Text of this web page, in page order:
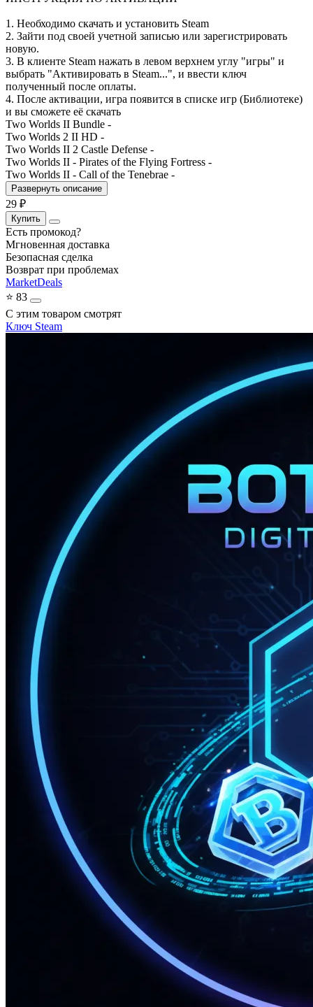
1. Необходимо скачать и установить Steam
2. Зайти под своей учетной записью или зарегистрировать
новую.
3. В клиенте Steam нажать в левом верхнем углу "игры" и
выбрать "Активировать в Steam...", и ввести ключ
полученный после оплаты.
4. После активации, игра появится в списке игр (Библиотеке)
и вы сможете её скачать
Two Worlds II Bundle -
Two Worlds 2 II HD -
Two Worlds II 2 Castle Defense -
Two Worlds II - Pirates of the Flying Fortress -
Two Worlds II - Call of the Tenebrae -
Развернуть описание
29 ₽
Купить
Есть промокод?
Мгновенная доставка
Безопасная сделка
Возврат при проблемах
MarketDeals
⭐ 83
С этим товаром смотрят
Ключ Steam